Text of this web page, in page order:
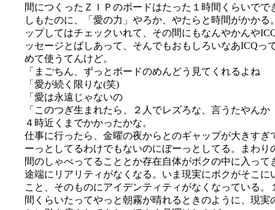
間につくったＺＩＰのボードはたった１時間くらいでで
しもたのに、「愛の力」やろか、やたらと時間がかかる
ップしてはチェックいれて、その間にもなんやかんや
ッセージとばしあって、そんでもおもしろいなあICQっ
めて使うてんけど。
「まごちん、ずっとボードのめんどう見てくれるよね
「愛が続く限りな(笑)
「愛は永遠じゃないの
「このつぎ生まれたら、２人でレズろな、言うたやんか
４時近くまでかかったかな。
仕事に行ったら、金曜の夜からとのギャップが大きすぎ
ーっとしてるわけでもないのにぼーっとしてる。まわり
間のしゃべってることとか存在自体がボクの中に入って
途端にリアリティがなくなる。いま現実にボクがそこに
こと、そのものにアイデンティティがなくなっている。
間くらいたってやっと朝霧が晴れるときのように、現実